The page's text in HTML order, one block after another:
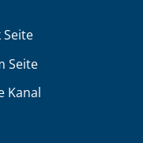
Seite
Seite
Kanal